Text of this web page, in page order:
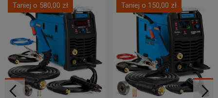
Taniej o 580,00 zł Taniej o 150,00 zł